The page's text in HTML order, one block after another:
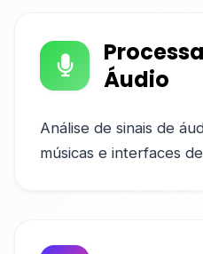
Áudio
Análise de sinais de
músicas e interfaces